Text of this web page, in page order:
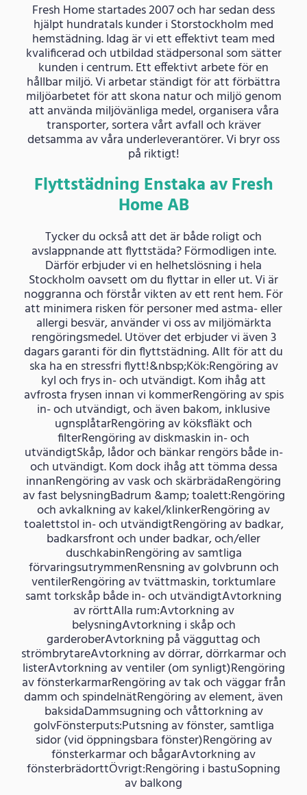
Fresh Home startades 2007 och har sedan dess
hjälpt hundratals kunder i Storstockholm med
hemstädning. Idag är vi ett effektivt team med
kvalificerad och utbildad städpersonal som sätter
kunden i centrum. Ett effektivt arbete för en
hållbar miljö. Vi arbetar ständigt för att förbättra
miljöarbetet för att skona natur och miljö genom
att använda miljövänliga medel, organisera våra
transporter, sortera vårt avfall och kräver
detsamma av våra underleverantörer. Vi bryr oss
på riktigt!
Flyttstädning Enstaka av Fresh
Home AB
Tycker du också att det är både roligt och
avslappnande att flyttstäda? Förmodligen inte.
Därför erbjuder vi en helhetslösning i hela
Stockholm oavsett om du flyttar in eller ut. Vi är
noggranna och förstår vikten av ett rent hem. För
att minimera risken för personer med astma- eller
allergi besvär, använder vi oss av miljömärkta
rengöringsmedel. Utöver det erbjuder vi även 3
dagars garanti för din flyttstädning. Allt för att du
ska ha en stressfri flytt!&nbsp;Kök:Rengöring av
kyl och frys in- och utvändigt. Kom ihåg att
avfrosta frysen innan vi kommerRengöring av spis
in- och utvändigt, och även bakom, inklusive
ugnsplåtarRengöring av köksfläkt och
filterRengöring av diskmaskin in- och
utvändigtSkåp, lådor och bänkar rengörs både in-
och utvändigt. Kom dock ihåg att tömma dessa
innanRengöring av vask och skärbrädaRengöring
av fast belysningBadrum &amp; toalett:Rengöring
och avkalkning av kakel/klinkerRengöring av
toalettstol in- och utvändigtRengöring av badkar,
badkarsfront och under badkar, och/eller
duschkabinRengöring av samtliga
förvaringsutrymmenRensning av golvbrunn och
ventilerRengöring av tvättmaskin, torktumlare
samt torkskåp både in- och utvändigtAvtorkning
av rörttAlla rum:Avtorkning av
belysningAvtorkning i skåp och
garderoberAvtorkning på vägguttag och
strömbrytareAvtorkning av dörrar, dörrkarmar och
listerAvtorkning av ventiler (om synligt)Rengöring
av fönsterkarmarRengöring av tak och väggar från
damm och spindelnätRengöring av element, även
baksidaDammsugning och våttorkning av
golvFönsterputs:Putsning av fönster, samtliga
sidor (vid öppningsbara fönster)Rengöring av
fönsterkarmar och bågarAvtorkning av
fönsterbrädorttÖvrigt:Rengöring i bastuSopning
av balkong